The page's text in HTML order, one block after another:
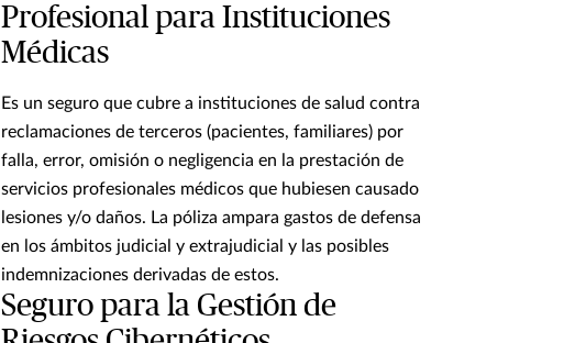
Profesional para Instituciones
Médicas
Es un seguro que cubre a instituciones de salud contra
reclamaciones de terceros (pacientes, familiares) por
falla, error, omisión o negligencia en la prestación de
servicios profesionales médicos que hubiesen causado
lesiones y/o daños. La póliza ampara gastos de defensa
en los ámbitos judicial y extrajudicial y las posibles
indemnizaciones derivadas de estos.
Seguro para la Gestión de